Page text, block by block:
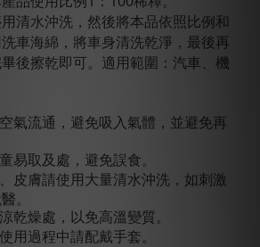
清水沖洗，然後將本品依照比例和
車海綿，將車身清洗乾淨，最後再
後擦乾即可。適用範圍：汽車、機
氣流通，避免吸入氣體，並避免再
易取及處，避免誤食。
皮膚請使用大量清水沖洗，如刺激
。
乾燥處，以免高溫變質。
用過程中請配戴手套。